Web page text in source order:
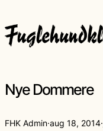
Nye Dommere
FHK Admin·aug 18, 2014·